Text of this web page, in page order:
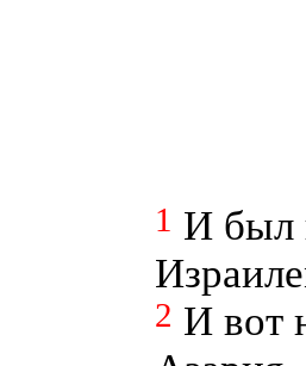
1 И был
2 И вот